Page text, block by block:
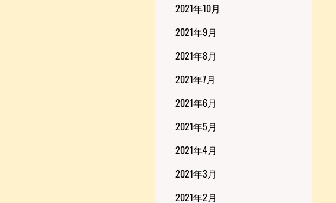
2021年10月
2021年9月
2021年8月
2021年7月
2021年6月
2021年5月
2021年4月
2021年3月
2021年2月